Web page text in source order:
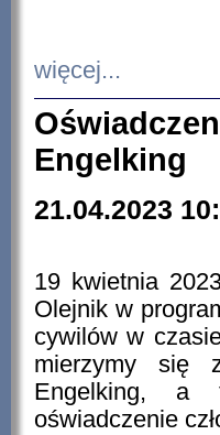
więcej...
Engelking
21.04.2023
19 kwietnia
Olejnik w
cywilów w
mierzymy się
Engelking, a
oświadczenie